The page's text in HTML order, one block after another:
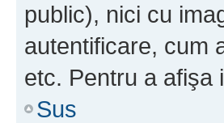
public), nici cu
autentificare, cum
etc. Pentru a afişa
Sus